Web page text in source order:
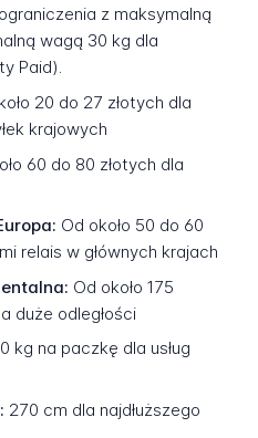
z maksymalną
wagą 30 kg dla
Paid).
20 do 27 złotych dla
krajowych
60 do 80 złotych dla
Od około 50 do 60
relais w głównych krajach
Od około 175
duże odległości
kg na paczkę dla usług
270 cm dla najdłuższego